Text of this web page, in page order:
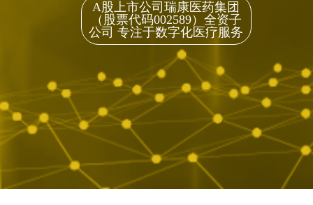
A股上市公司瑞康医药集团
（股票代码002589）全资子
公司 专注于数字化医疗服务